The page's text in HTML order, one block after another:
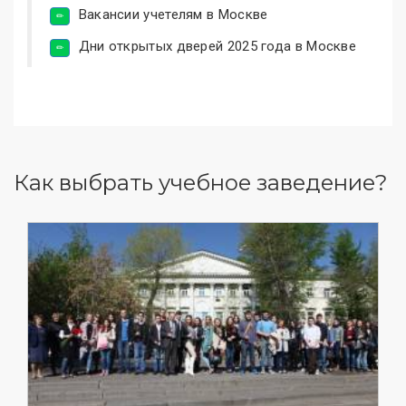
Вакансии учетелям в Москве
Дни открытых дверей 2025 года в Москве
Как выбрать учебное заведение?